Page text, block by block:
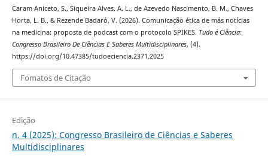
Caram Aniceto, S., Siqueira Alves, A. L., de Azevedo Nascimento, B. M., Chaves
Horta, L. B., & Rezende Badaró, V. (2026). Comunicação ética de más notícias
na medicina: proposta de podcast com o protocolo SPIKES. Tudo é Ciência:
Congresso Brasileiro De Ciências E Saberes Multidisciplinares, (4).
https://doi.org/10.47385/tudoeciencia.2371.2025
Fomatos de Citação
Edição
n. 4 (2025): Congresso Brasileiro de Ciências e Saberes
Multidisciplinares